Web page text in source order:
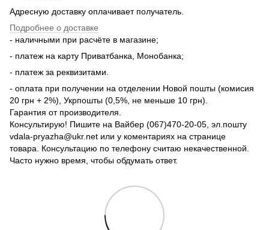
Адресную доставку оплачивает получатель.
Подробнее о доставке
- наличными при расчёте в магазине;
- платеж на карту Приватбанка, Монобанка;
- платеж за реквизитами.
- оплата при получении на отделении Новой пошты (комисия
20 грн + 2%), Укрпошты (0,5%, не меньше 10 грн).
Гарантия от производителя.
Консультирую! Пишите на Вайбер (067)470-20-05, эл.пошту
vdala-pryazha@ukr.net или у коментариях на странице
товара. Консультацию по телефону считаю некачественной.
Часто нужно время, чтобы обдумать ответ.